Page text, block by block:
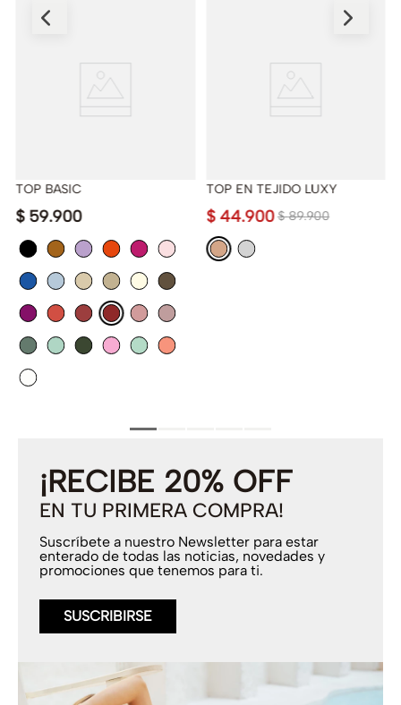
TOP BASIC
$ 59.900
TOP EN TEJIDO LUXY
$ 89.900
$ 44.900
¡RECIBE 20% OFF
EN TU PRIMERA COMPRA!
Suscríbete a nuestro Newsletter para estar
enterado de todas las noticias, novedades y
promociones que tenemos para ti.
SUSCRIBIRSE